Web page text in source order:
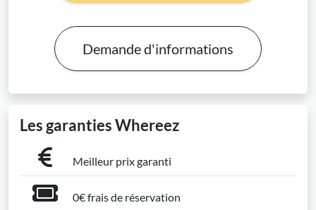
Demande d'informations
Les garanties Whereez
Meilleur prix garanti
0€ frais de réservation